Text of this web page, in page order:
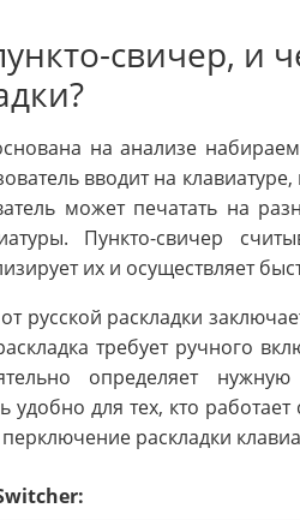
свичер, и
на анализе
вводит на
может печатать на
Пункто-свичер
их и осуществляет
русской раскладки
требует ручного
определяет
удобно для тех, кто
раскладки